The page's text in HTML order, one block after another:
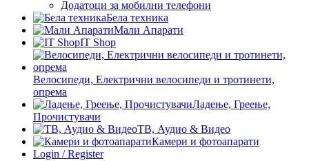
Додатоци за мобилни телефони
Бела техника
Мали Апарати
IT Shop
Велосипеди, Електрични велосипеди и тротинети,
опрема
Ладење, Греење,
Прочистувачи
ТВ, Аудио & Видео
Камери и фотоапарати
Login / Register